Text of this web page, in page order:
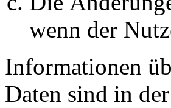
wenn der
Informationen
Daten sind in